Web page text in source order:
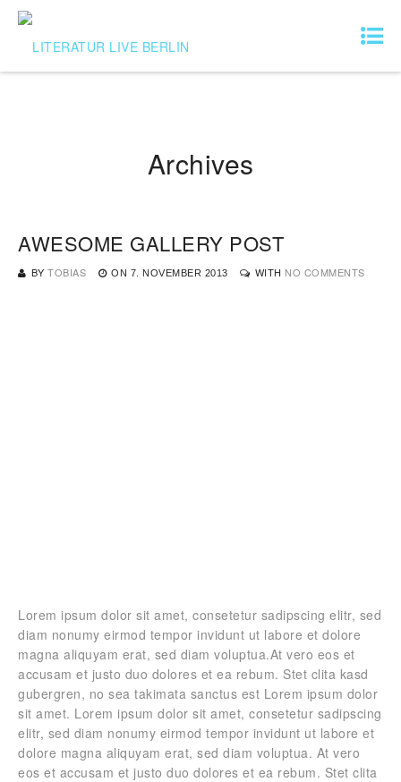
Archives
AWESOME GALLERY POST
BY TOBIAS ON 7. NOVEMBER 2013 WITH NO COMMENTS
Lorem ipsum dolor sit amet, consetetur sadipscing elitr, sed
diam nonumy eirmod tempor invidunt ut labore et dolore
magna aliquyam erat, sed diam voluptua.At vero eos et
accusam et justo duo dolores et ea rebum. Stet clita kasd
gubergren, no sea takimata sanctus est Lorem ipsum dolor
sit amet. Lorem ipsum dolor sit amet, consetetur sadipscing
elitr, sed diam nonumy eirmod tempor invidunt ut labore et
dolore magna aliquyam erat, sed diam voluptua. At vero
eos et accusam et justo duo dolores et ea rebum. Stet clita